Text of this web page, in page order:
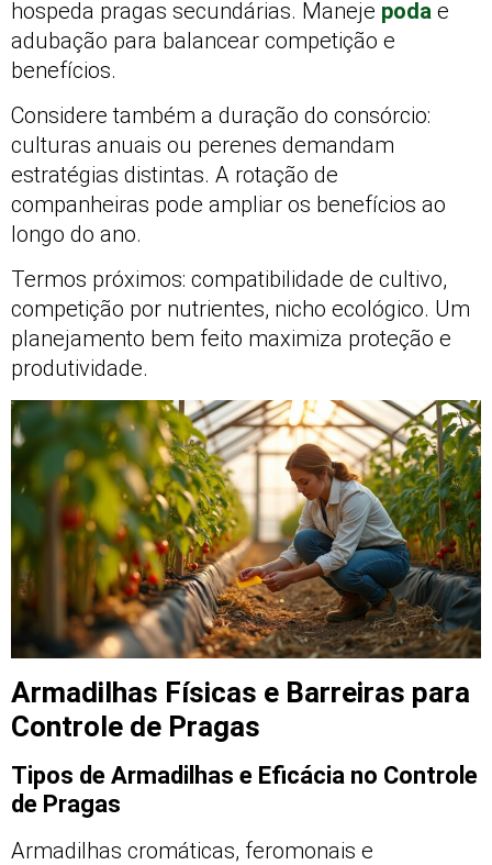
hospeda pragas secundárias. Maneje poda e
adubação para balancear competição e
benefícios.
Considere também a duração do consórcio:
culturas anuais ou perenes demandam
estratégias distintas. A rotação de
companheiras pode ampliar os benefícios ao
longo do ano.
Termos próximos: compatibilidade de cultivo,
competição por nutrientes, nicho ecológico. Um
planejamento bem feito maximiza proteção e
produtividade.
Armadilhas Físicas e Barreiras para
Controle de Pragas
Tipos de Armadilhas e Eficácia no Controle
de Pragas
Armadilhas cromáticas, feromonais e